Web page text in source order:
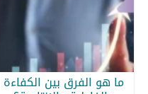
ما هو الفرق بين الكفاءة